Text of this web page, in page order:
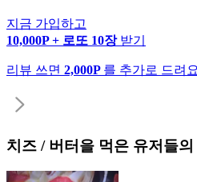
지금 가입하고
10,000P + 로또 10장 받기
리뷰 쓰면 2,000P 를 추가로 드려요
치즈 / 버터 을 먹은 유저들